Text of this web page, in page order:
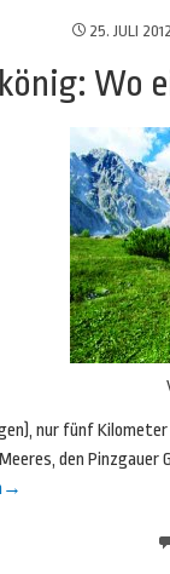
25. JULI 2012
Wo
nur fünf
den Pinzgauer
→